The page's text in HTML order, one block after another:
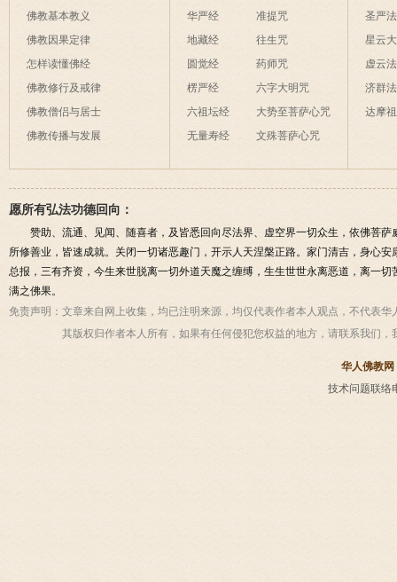
佛教基本教义
佛教因果定律
怎样读懂佛经
佛教修行及戒律
佛教僧侣与居士
佛教传播与发展
华严经
地藏经
圆觉经
楞严经
六祖坛经
无量寿经
准提咒
往生咒
药师咒
六字大明咒
大势至菩萨心咒
文殊菩萨心咒
圣严
星云
虚云
济群
达摩
愿所有弘法功德回向：
赞助、流通、见闻、随喜者，及皆悉回向尽法界、虚空界一切众生，依佛菩
所修善业，皆速成就。关闭一切诸恶趣门，开示人天涅槃正路。家门清吉，身心
总报，三有齐资，今生来世脱离一切外道天魔之缠缚，生生世世永离恶道，离一
满之佛果。
免责声明： 文章来自网上收集，均已注明来源，均仅代表作者本人观点，不代表
其版权归作者本人所有，如果有任何侵犯您权益的地方，请联系我们，
华人佛教网
技术问题联络